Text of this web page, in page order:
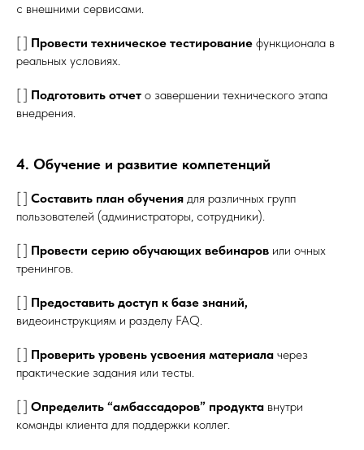
с внешними сервисами.
[ ] Провести техническое тестирование функционала в
реальных условиях.
[ ] Подготовить отчет о завершении технического этапа
внедрения.
4. Обучение и развитие компетенций
[ ] Составить план обучения для различных групп
пользователей (администраторы, сотрудники).
[ ] Провести серию обучающих вебинаров или очных
тренингов.
[ ] Предоставить доступ к базе знаний,
видеоинструкциям и разделу FAQ.
[ ] Проверить уровень усвоения материала через
практические задания или тесты.
[ ] Определить “амбассадоров” продукта внутри
команды клиента для поддержки коллег.